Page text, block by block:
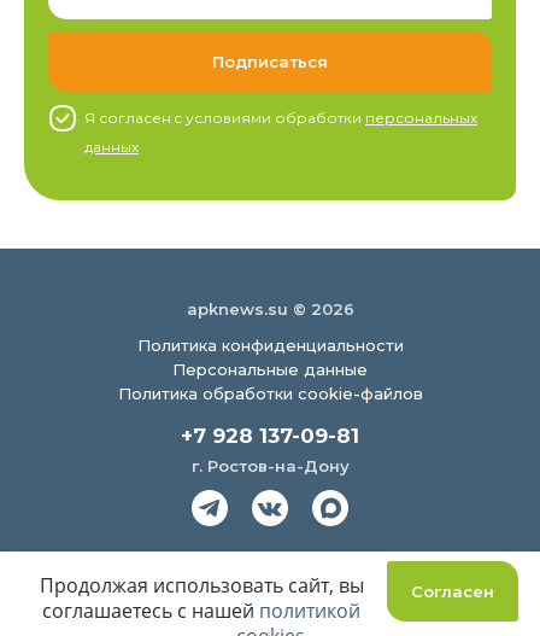
Я согласен c условиями обработки персональных
данных
apknews.su © 2026
Политика конфиденциальности
Персональные данные
Политика обработки cookie-файлов
+7 928 137-09-81
г. Ростов-на-Дону
Согласен
Продолжая использовать сайт, вы
соглашаетесь с нашей политикой